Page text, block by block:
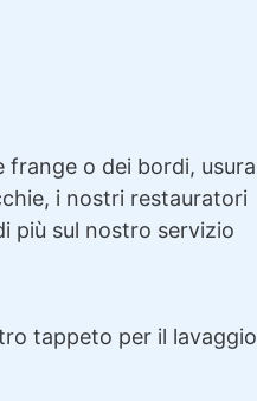
frange o dei bordi, usura
i nostri restauratori
più sul nostro servizio
tappeto per il lavaggio